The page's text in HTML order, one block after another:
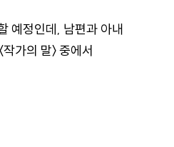
예정인데, 남편과 아내
가의 말〉 중에서